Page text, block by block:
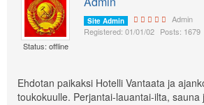
Status: offline
Site Admin
Admin
Registered: 01/01/02 Posts: 1679
Ehdotan paikaksi Hotelli Vantaata ja
toukokuulle. Perjantai-lauantai-ilta, sauna